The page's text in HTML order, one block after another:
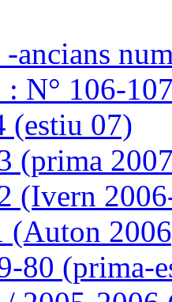
ancians
: N° 106-
(estiu 07)
(prima
(Ivern
(Auton
80 (prima-